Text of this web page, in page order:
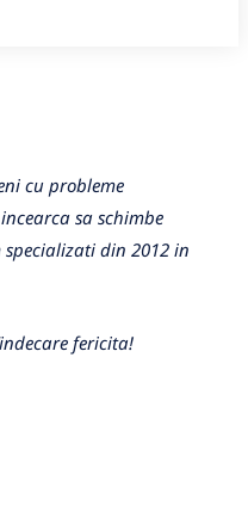
cu probleme
sa schimbe
din 2012 in
fericita!